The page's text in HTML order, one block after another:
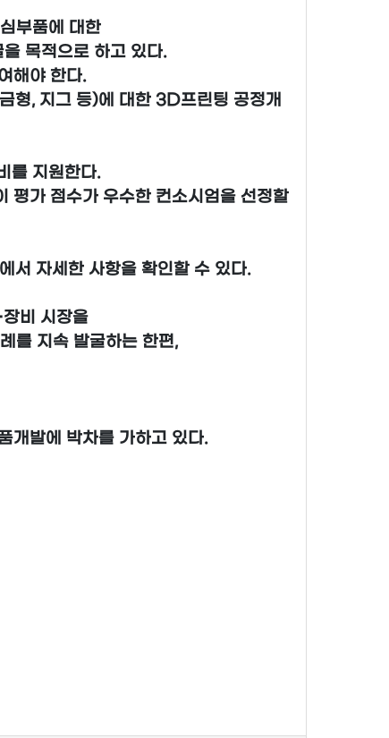
부품에 대한
목적으로 하고 있다.
해야 한다.
형, 지그 등)에 대한 3D프린팅 공정개
를 지원한다.
평가 점수가 우수한 컨소시엄을 선정할
서 자세한 사항을 확인할 수 있다.
비 시장을
를 지속 발굴하는 한편,
개발에 박차를 가하고 있다.